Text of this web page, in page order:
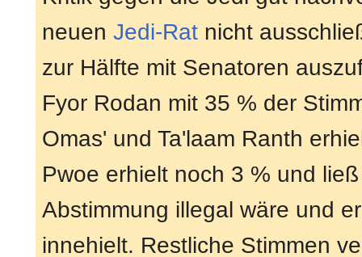
neuen Jedi-Rat nicht
zur Hälfte mit Senatoren
Fyor Rodan mit 35 % der
Omas' und Ta'laam Ranth
Pwoe erhielt noch 3 % und
Abstimmung illegal wäre und
innehielt. Restliche Stimmen